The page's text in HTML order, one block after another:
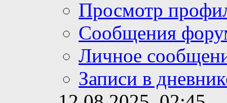
Просмотр
Сообщения
Личное
Записи в